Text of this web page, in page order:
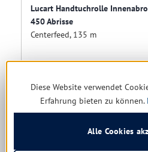
Lucart Handtuchrolle
450 Abrisse
Centerfeed, 135 m
Diese Website verwendet
Erfahrung bieten zu können.
Alle Cookies